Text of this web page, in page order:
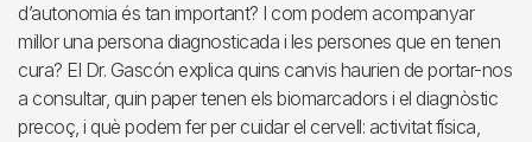
d’autonomia és tan important? I com podem acompanyar
millor una persona diagnosticada i les persones que en tenen
cura? El Dr. Gascón explica quins canvis haurien de portar-nos
a consultar, quin paper tenen els biomarcadors i el diagnòstic
precoç, i què podem fer per cuidar el cervell: activitat física,